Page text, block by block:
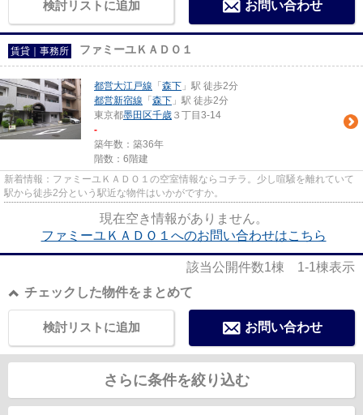
検討リストに追加 お問い合わせ
賃貸｜事務所 ファミーユＫＡＤＯ１
都営大江戸線 「 森下 」駅 徒歩2分
都営新宿線 「 森下 」駅 徒歩2分
東京都墨田区千歳 ３丁目3-14
-
築年数：築36年
階数：6階建
新着情報：ファミーユＫＡＤＯ１の空室情報ならコチラ。少し喧騒を離れていて
駅から徒歩2分という駅近な物件はいかがですか。
現在空き情報がありません。
ファミーユＫＡＤＯ１へのお問い合わせはこちら
該当公開件数1棟 1-1棟表示
チェックした物件をまとめて
お問い合わせ
検討リストに追加
さらに条件を絞り込む